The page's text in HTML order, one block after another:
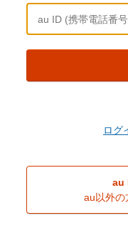
ログ
au
au以外の